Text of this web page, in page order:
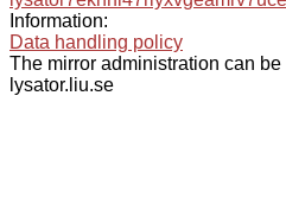
Information:
Data handling policy
The mirror administration can
lysator.liu.se